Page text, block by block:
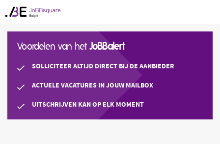
Voordelen van het JoBBalert
SOLLICITEER ALTIJD DIRECT BIJ DE AANBIEDER
ACTUELE VACATURES IN JOUW MAILBOX
UITSCHRIJVEN KAN OP ELK MOMENT